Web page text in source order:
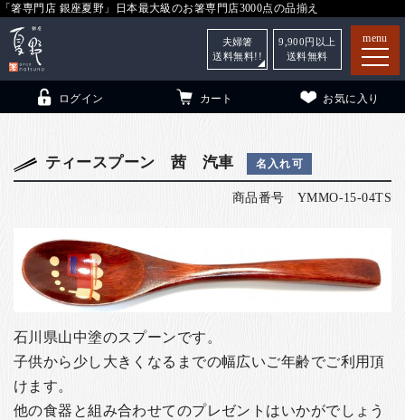
「箸専門店 銀座夏野」日本最大級のお箸専門店3000点の品揃え
menu
子供和食器（贈答用・自宅用）
銀座夏野・箸長について
こども和食器 小夏について
ご利用ガイド
お客様の声
ログイン カート お気に入り
夫婦箸
送料無料!!
9,900 円以上
送料無料
ティースプーン 茜 汽車 名入れ可
商品番号 YMMO-15-04TS
石川県山中塗のスプーンです。
子供から少し大きくなるまでの幅広いご年齢でご利用頂
けます。
他の食器と組み合わせてのプレゼントはいかがでしょう